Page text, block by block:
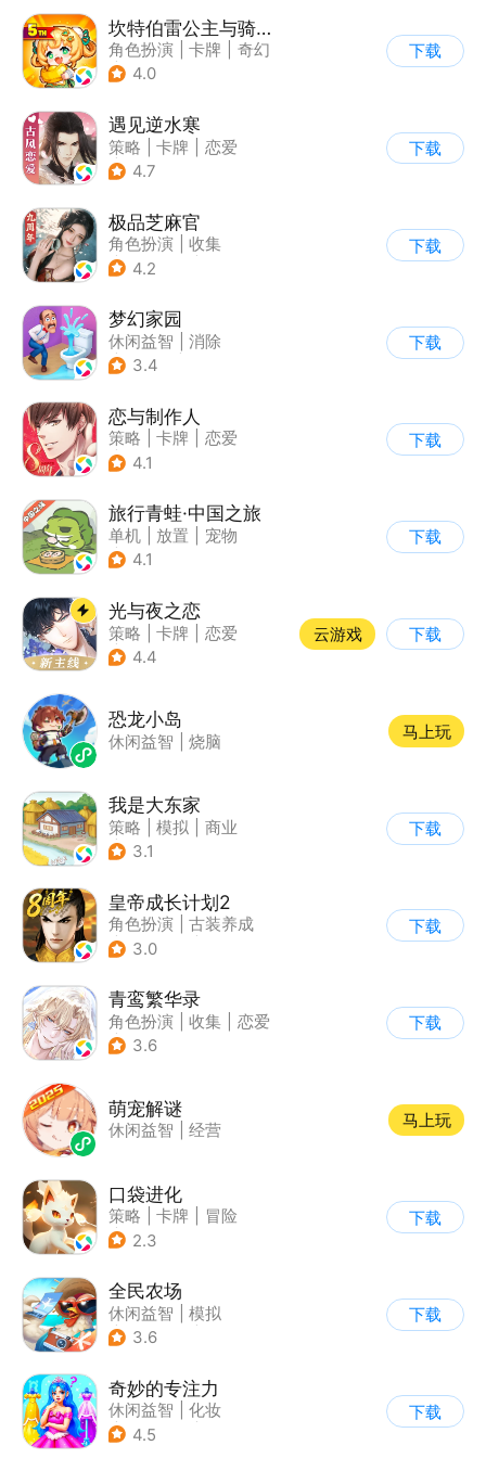
坎特伯雷公主与骑士唤醒冠军之剑的奇幻冒险
角色扮演 卡牌
奇幻
| 剧情
4.0
下载
遇见逆水寒
策略 卡牌
恋爱
| 捏脸
4.7
下载
极品芝麻官
角色扮演
收集
| 架空历史
4.2
下载
梦幻家园
休闲益智
消除
| 女性向
3.4
下载
恋与制作人
策略 卡牌
恋爱
| 乙女
4.1
下载
旅行青蛙·中国之旅
单机 放置
宠物
| 中国风
4.1
下载
光与夜之恋
策略 卡牌
恋爱
| 乙女
4.4
云游戏 下载
恐龙小岛
休闲益智 烧脑
马上玩
我是大东家
策略 模拟
商业
| 卡通
3.1
下载
皇帝成长计划2
角色扮演
古装养成
| 架空历史
3.0
下载
青鸾繁华录
角色扮演 收集
恋爱
| 剧情
3.6
下载
萌宠解谜
休闲益智 经营
马上玩
口袋进化
策略 卡牌
冒险
| 精灵宝可梦
2.3
下载
全民农场
休闲益智
模拟
| 田园生活
3.6
下载
奇妙的专注力
休闲益智
化妆
| 宝宝巴士
4.5
下载